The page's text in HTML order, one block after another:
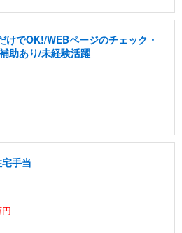
けでOK!/WEBページのチェック・
助あり/未経験活躍
手当